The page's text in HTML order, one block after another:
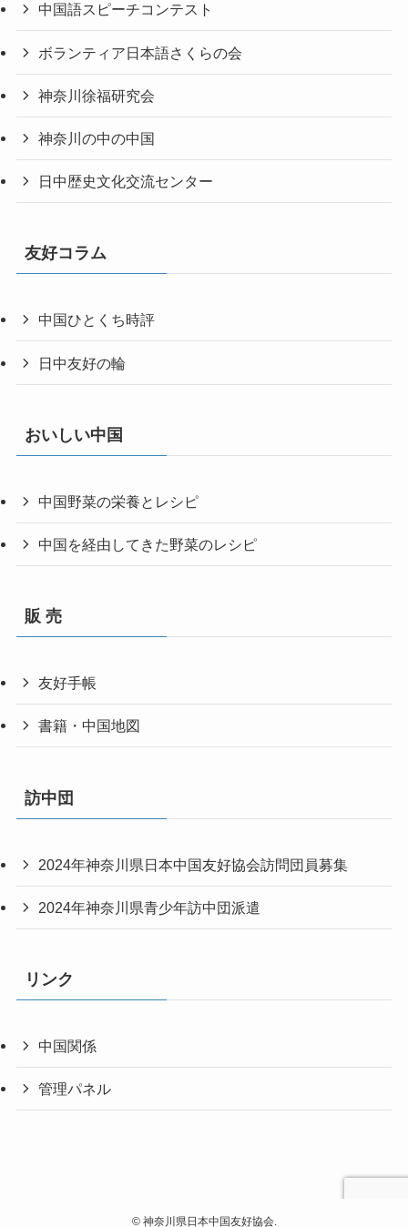
中国語スピーチコンテスト
ボランティア日本語さくらの会
神奈川徐福研究会
神奈川の中の中国
日中歴史文化交流センター
友好コラム
中国ひとくち時評
日中友好の輪
おいしい中国
中国野菜の栄養とレシピ
中国を経由してきた野菜のレシピ
販 売
友好手帳
書籍・中国地図
訪中団
2024年神奈川県日本中国友好協会訪問団員募集
2024年神奈川県青少年訪中団派遣
リンク
中国関係
管理パネル
©神奈川県日本中国友好協会.